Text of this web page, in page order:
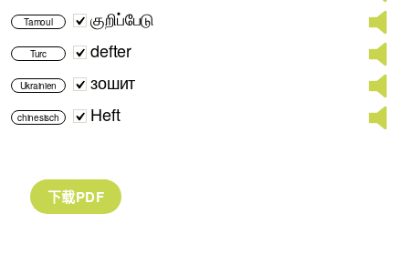
Tamoul குறிப்பேடு
Turc defter
Ukrainien зошит
chinesisch Heft